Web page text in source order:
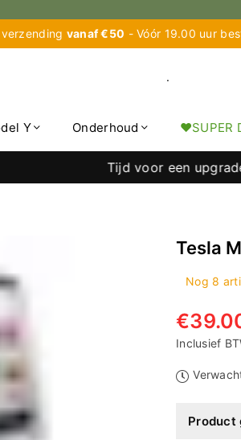
vanaf €50 - Vóór 19.00 uur
.
Y Onderhoud ♥︎SUPER
op alle Wieldoppen →
Tesla
Nog8
Normale
prijs
Inclusief
Product